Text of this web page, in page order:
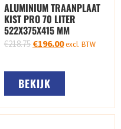
ALUMINIUM TRAANPLAAT
KIST PRO 70 LITER
522X375X415 MM
€218.75 €196.00excl. BTW
BEKIJK